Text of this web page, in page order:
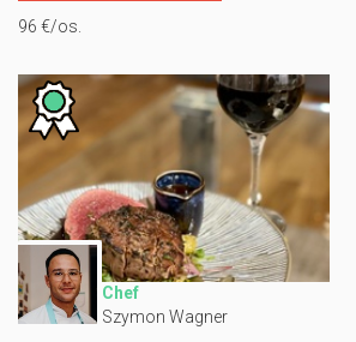
96 €/os.
Chef
Szymon Wagner